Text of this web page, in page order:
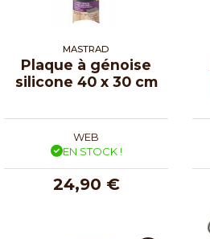
MASTRAD
Plaque à génoise
silicone 40 x 30 cm
WEB
EN STOCK !
24,90 €